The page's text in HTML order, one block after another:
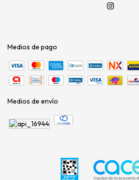
Medios de pago
Medios de envío